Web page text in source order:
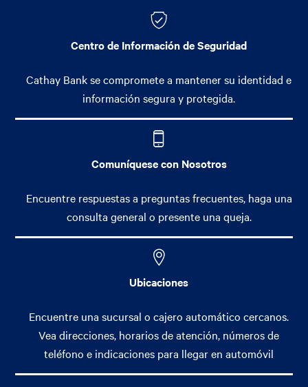
Centro de Información de Seguridad
Cathay Bank se compromete a mantener su identidad e
información segura y protegida.
Comuníquese con Nosotros
Encuentre respuestas a preguntas frecuentes, haga una
consulta general o presente una queja.
Ubicaciones
Encuentre una sucursal o cajero automático cercanos.
Vea direcciones, horarios de atención, números de
teléfono e indicaciones para llegar en automóvil